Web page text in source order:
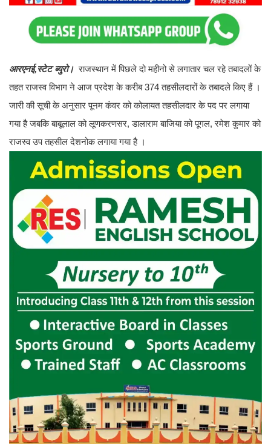
आरएनई,स्टेट ब्युरो। राजस्थान में पिछले दो महीनो से लगातार चल रहे तबादलों के
तहत राजस्व विभाग ने आज प्रदेश के करीब 374 तहसीलदारों के तबादले किए हैं ।
जारी की सूची के अनुसार पूनम कंवर को कोलायत तहसीलदार के पद पर लगाया
गया है जबकि बाबूलाल को लूणकरणसर, डालाराम बाजिया को पूगल, रमेश कुमार को
राजस्व उप तहसील देशनोक लगाया गया है ।